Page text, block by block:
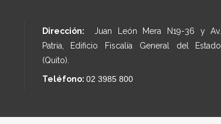
Dirección: Juan León Mera N19-36 y Av.
Patria, Edificio Fiscalía General del Estado
(Quito).
Teléfono: 02 3985 800